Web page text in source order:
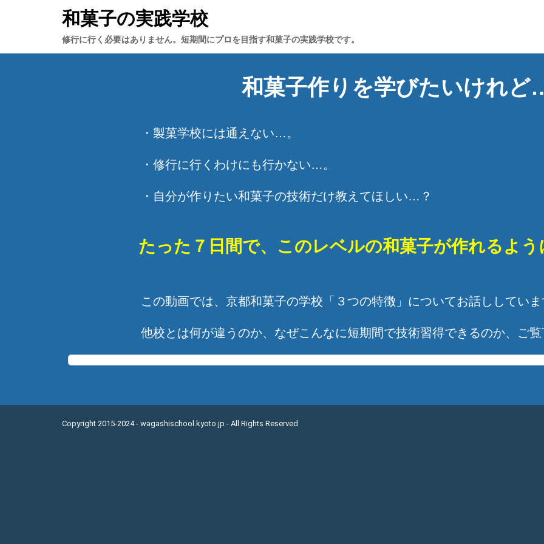
和菓子の実践学校
修行に行く必要はありません。短期間にプロを目指す和菓子の実践学校です。
和菓子作りを学びたいけれど
・ 製菓学校には通えない…。
・修行に行くわけにも行かない…。
・自分が作りたい和菓子の技術だけ教えてほしい…？
たった７日間で、このレベルの和菓子が作れるよう
この動画では、京都和菓子の学校「３つの特徴」についてお話ししていま
他校とは何が違うのか、なぜこんなに短期間で技術習得できるのか、ご覧
Copyright 2015-2024 - wagashischool.kyoto.jp - All Rights Reserved